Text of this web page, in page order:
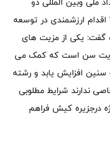
ارزشمندی در توسعه
یکی از مزیت های
سن است که کمک می
سنین افزایش یابد و رشته
ندارند شرایط مطلوبی
درجزیره کیش فراهم